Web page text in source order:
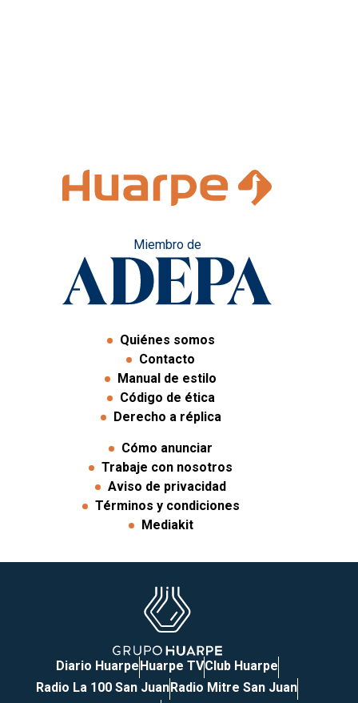
Miembro de
Quiénes somos
Contacto
Manual de estilo
Código de ética
Derecho a réplica
Cómo anunciar
Trabaje con nosotros
Aviso de privacidad
Términos y condiciones
Mediakit
Diario HuarpeHuarpe TVClub Huarpe
Radio La 100 San JuanRadio Mitre San Juan